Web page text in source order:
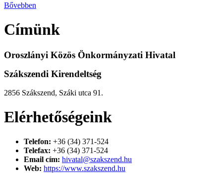
Bővebben
Címünk
Oroszlányi Közös Önkormányzati Hivatal
Szákszendi Kirendeltség
2856 Szákszend, Száki utca 91.
Elérhetőségeink
Telefon: +36 (34) 371-524
Telefax: +36 (34) 371-524
Email cím: hivatal@szakszend.hu
Web: https://www.szakszend.hu